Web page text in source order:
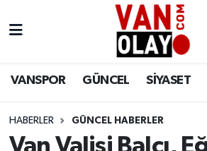
VANSPOR GÜNCEL SİYASET
HABERLER GÜNCEL HABERLER
Siyaset
Van Nöbetçi Eczaneler
Van Namaz Vakitleri